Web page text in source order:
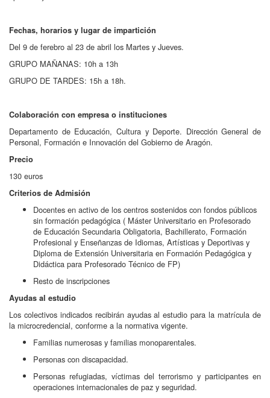
Fechas, horarios y lugar de impartición
Del 9 de ferebro al 23 de abril los Martes y Jueves.
GRUPO MAÑANAS: 10h a 13h
GRUPO DE TARDES: 15h a 18h.
Colaboración con empresa o instituciones
Departamento de Educación, Cultura y Deporte. Dirección General de
Personal, Formación e Innovación del Gobierno de Aragón.
Precio
130 euros
Criterios de Admisión
Docentes en activo de los centros sostenidos con fondos públicos
sin formación pedagógica ( Máster Universitario en Profesorado
de Educación Secundaria Obligatoria, Bachillerato, Formación
Profesional y Enseñanzas de Idiomas, Artísticas y Deportivas y
Diploma de Extensión Universitaria en Formación Pedagógica y
Didáctica para Profesorado Técnico de FP)
Resto de inscripciones
Ayudas al estudio
Los colectivos indicados recibirán ayudas al estudio para la matrícula de
la microcredencial, conforme a la normativa vigente.
Familias numerosas y familias monoparentales.
Personas con discapacidad.
Personas refugiadas, víctimas del terrorismo y participantes en
operaciones internacionales de paz y seguridad.